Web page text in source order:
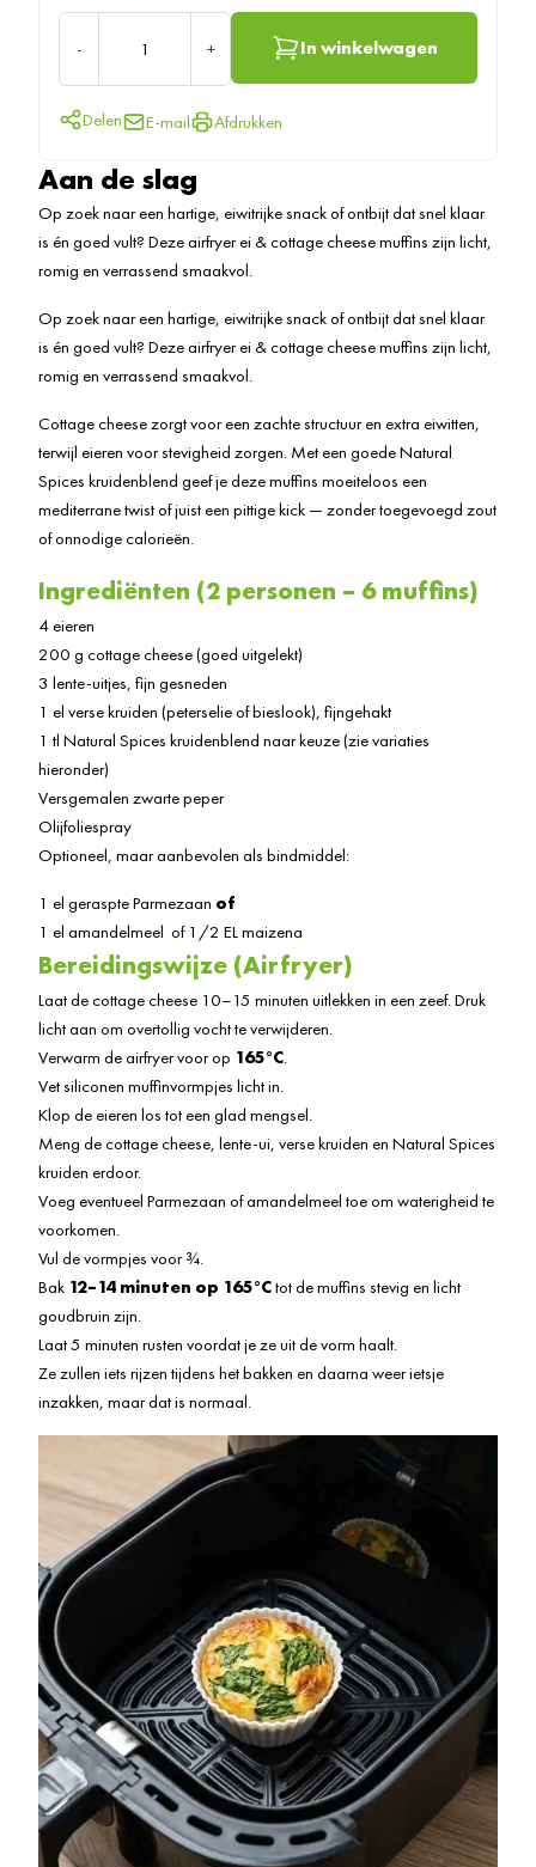
-
+ In winkelwagen
Delen E-mail Afdrukken
Aan de slag
Op zoek naar een hartige, eiwitrijke snack of ontbijt dat snel klaar
is én goed vult? Deze airfryer ei & cottage cheese muffins zijn licht,
romig en verrassend smaakvol.
Op zoek naar een hartige, eiwitrijke snack of ontbijt dat snel klaar
is én goed vult? Deze airfryer ei & cottage cheese muffins zijn licht,
romig en verrassend smaakvol.
Cottage cheese zorgt voor een zachte structuur en extra eiwitten,
terwijl eieren voor stevigheid zorgen. Met een goede Natural
Spices kruidenblend geef je deze muffins moeiteloos een
mediterrane twist of juist een pittige kick — zonder toegevoegd zout
of onnodige calorieën.
Ingrediënten (2 personen – 6 muffins)
4 eieren
200 g cottage cheese (goed uitgelekt)
3 lente-uitjes, fijn gesneden
1 el verse kruiden (peterselie of bieslook), fijngehakt
1 tl Natural Spices kruidenblend naar keuze (zie variaties
hieronder)
Versgemalen zwarte peper
Olijfoliespray
Optioneel, maar aanbevolen als bindmiddel:
1 el geraspte Parmezaan of
1 el amandelmeel of 1/2 EL maizena
Bereidingswijze (Airfryer)
Laat de cottage cheese 10–15 minuten uitlekken in een zeef. Druk
licht aan om overtollig vocht te verwijderen.
Verwarm de airfryer voor op 165°C.
Vet siliconen muffinvormpjes licht in.
Klop de eieren los tot een glad mengsel.
Meng de cottage cheese, lente-ui, verse kruiden en Natural Spices
kruiden erdoor.
Voeg eventueel Parmezaan of amandelmeel toe om waterigheid te
voorkomen.
Vul de vormpjes voor ¾.
Bak 12–14 minuten op 165°Ctot de muffins stevig en licht
goudbruin zijn.
Laat 5 minuten rusten voordat je ze uit de vorm haalt.
Ze zullen iets rijzen tijdens het bakken en daarna weer ietsje
inzakken, maar dat is normaal.